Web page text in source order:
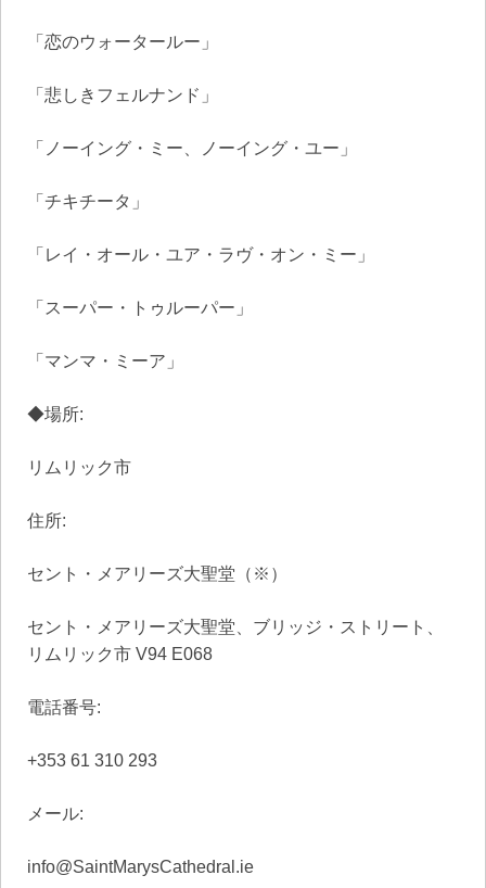
「恋のウォータールー」
「悲しきフェルナンド」
「ノーイング・ミー、ノーイング・ユー」
「チキチータ」
「レイ・オール・ユア・ラヴ・オン・ミー」
「スーパー・トゥルーパー」
「マンマ・ミーア」
◆場所:
リムリック市
住所:
セント・メアリーズ大聖堂（※）
セント・メアリーズ大聖堂、ブリッジ・ストリート、
リムリック市 V94 E068
電話番号:
+353 61 310 293
メール:
info@SaintMarysCathedral.ie